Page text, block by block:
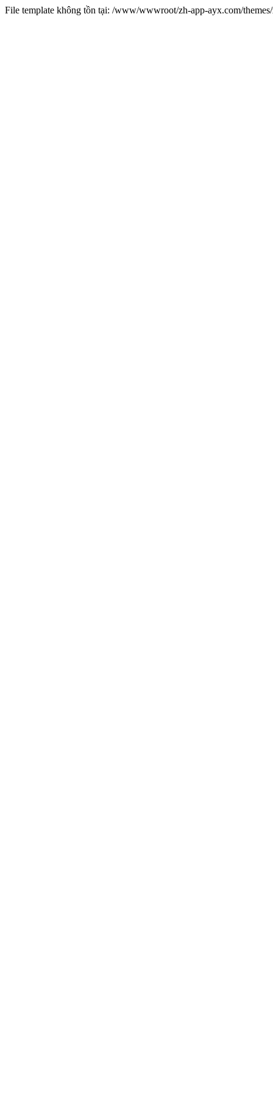
File template không tồn tại: /www/wwwroot/zh-app-ayx.com/